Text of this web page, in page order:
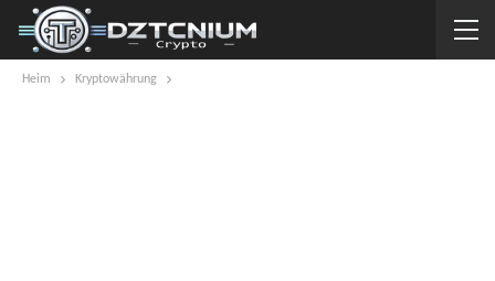
Heim Kryptowährung